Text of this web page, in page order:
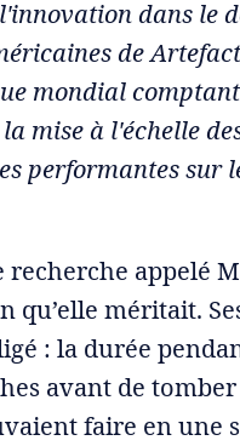
dans le
de
mondial
mise à l'échelle
performantes sur
appelé
qu’elle méritait.
: la durée
avant de tomber
faire en une